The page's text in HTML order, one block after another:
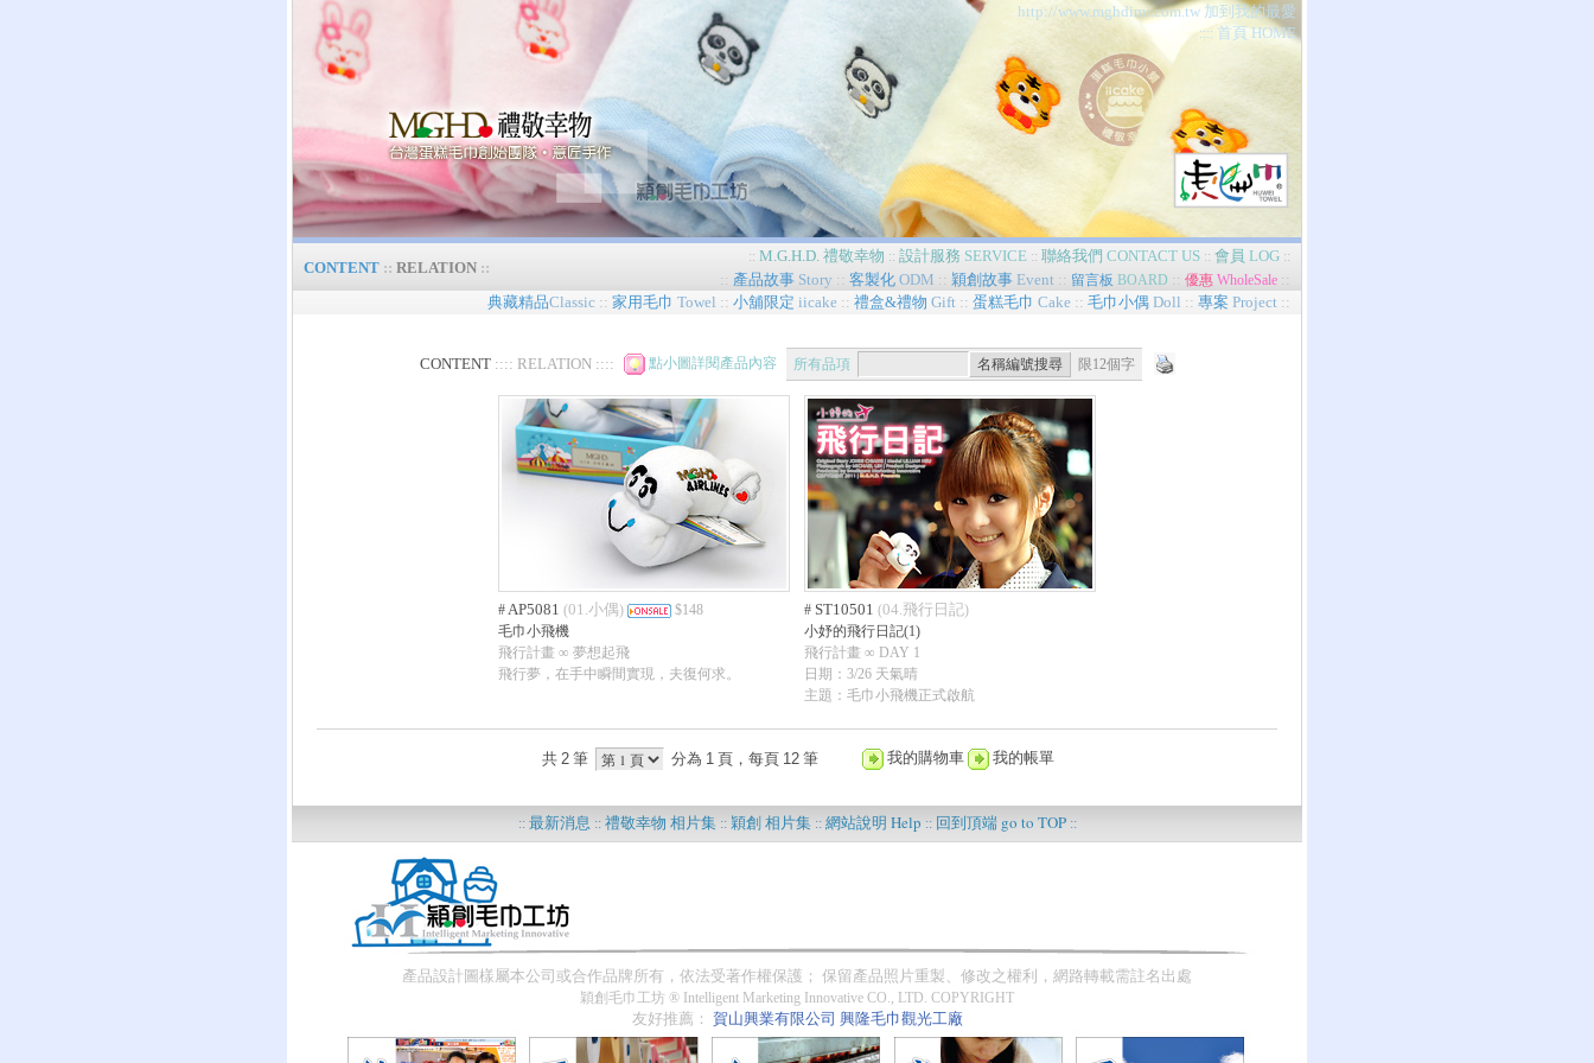
http://www.mghdimi.com.tw 加到我的最愛
:::: 首頁 HOME
CONTENT :: RELATION ::
:: M.G.H.D. 禮敬幸物 :: 設計服務 SERVICE :: 聯絡我們 CONTACT US :: 會員 LOG ::
:: 產品故事 Story :: 客製化 ODM :: 穎創故事 Event :: 留言板 BOARD :: 優惠 WholeSale ::
典藏精品Classic :: 家用毛巾 Towel :: 小舖限定 iicake :: 禮盒&禮物 Gift :: 蛋糕毛巾 Cake :: 毛巾小偶 Doll :: 專案 Project ::
CONTENT :::: RELATION :::: 點小圖詳閱產品內容 所有品項 限12個字
#AP5081 (01.小偶)
$148
毛巾小飛機
飛行計畫 ∞ 夢想起飛
飛行夢，在手中瞬間實現，夫復何求。
# ST10501 (04.飛行日記)
小妤的飛行日記(1)
飛行計畫 ∞ DAY 1
日期：3/26 天氣晴
主題：毛巾小飛機正式啟航
共 2筆 分為 1頁，每頁 12筆 我的購物車 我的帳單
:: 最新消息 :: 禮敬幸物 相片集:: 穎創 相片集:: 網站說明 Help :: 回到頂端 go to TOP::
產品設計圖樣屬本公司或合作品牌所有，依法受著作權保護； 保留產品照片重製、修改之權利，網路轉載需註名出處
穎創毛巾工坊 ® Intelligent Marketing Innovative CO., LTD. COPYRIGHT
友好推薦： 賀山興業有限公司 興隆毛巾觀光工廠